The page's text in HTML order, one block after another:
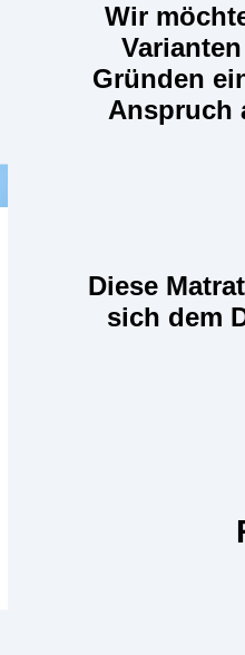
Wir
Gründen
Anspruch
Diese
sich dem